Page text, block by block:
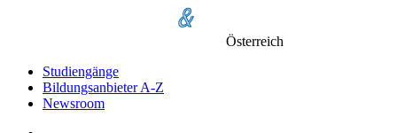
Österreich
Studiengänge
Bildungsanbieter A-Z
Newsroom